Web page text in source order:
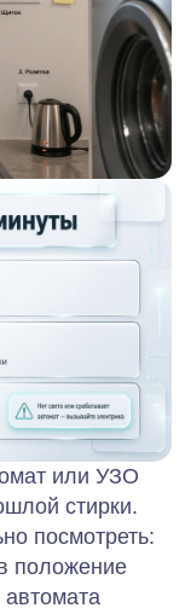
или УЗО
стирки.
посмотреть:
положение